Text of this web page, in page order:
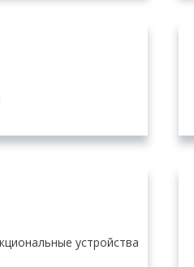
устройства